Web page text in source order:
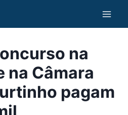
na
na Câmara
pagam